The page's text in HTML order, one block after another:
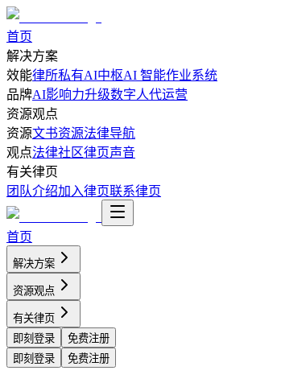
首页
解决方案
效能律所私有AI中枢AI 智能作业系统
品牌AI影响力升级数字人代运营
资源观点
资源文书资源法律导航
观点法律社区律页声音
有关律页
团队介绍加入律页联系律页
首页
解决方案
资源观点
有关律页
即刻登录
免费注册
即刻登录
免费注册